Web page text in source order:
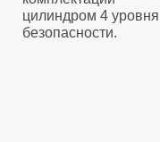
цилиндром 4 уровня
безопасности.